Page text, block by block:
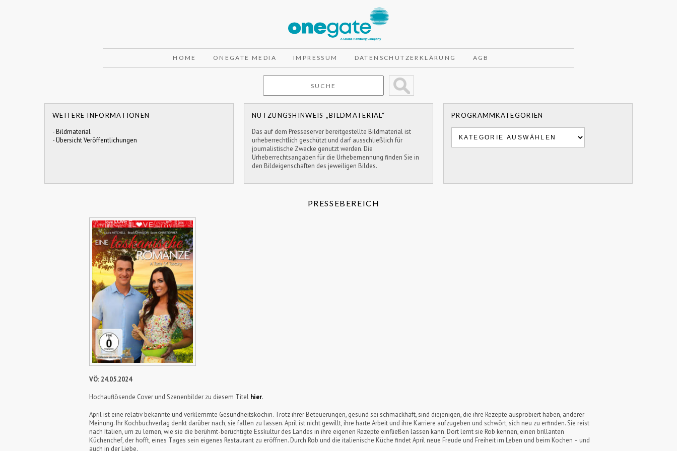
HOME ONEGATE MEDIA IMPRESSUM DATENSCHUTZERKLÄRUNG AGB
WEITERE INFORMATIONEN
-Bildmaterial
-Übersicht Veröffentlichungen
NUTZUNGSHINWEIS „BILDMATERIAL“
Das auf dem Presseserver bereitgestellte Bildmaterial ist
urheberrechtlich geschützt und darf ausschließlich für
journalistische Zwecke genutzt werden. Die
Urheberrechtsangaben für die Urhebernennung finden Sie in
den Bildeigenschaften des jeweiligen Bildes.
PROGRAMMKATEGORIEN
PRESSEBEREICH
VÖ: 24.05.2024
Hochauflösende Cover und Szenenbilder zu diesem Titel hier.
April ist eine relativ bekannte und verklemmte Gesundheitsköchin. Trotz ihrer Beteuerungen, gesund sei schmackhaft, sind diejenigen, die ihre Rezepte ausprobiert haben, anderer
Meinung. Ihr Kochbuchverlag denkt darüber nach, sie fallen zu lassen. April ist nicht gewillt, ihre harte Arbeit und ihre Karriere aufzugeben und schwört, sich neu zu erfinden. Sie reist
nach Italien, um zu lernen, wie sie die berühmt-berüchtigte Esskultur des Landes in ihre eigenen Rezepte einfließen lassen kann. Dort lernt sie Rob kennen, einen brillanten
Küchenchef, der hofft, eines Tages sein eigenes Restaurant zu eröffnen. Durch Rob und die italienische Küche findet April neue Freude und Freiheit im Leben und beim Kochen – und
auch in der Liebe.